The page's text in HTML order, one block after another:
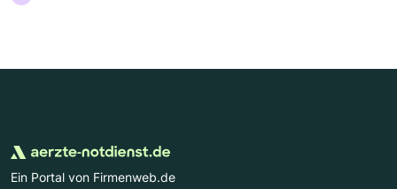
Ein Portal von Firmenweb.de